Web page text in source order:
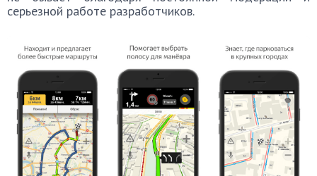
серьезной работе разработчиков.